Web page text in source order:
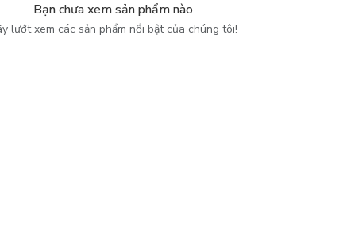
Bạn chưa xem sản phẩm nào
lướt xem các sản phẩm nổi bật của chúng tôi!